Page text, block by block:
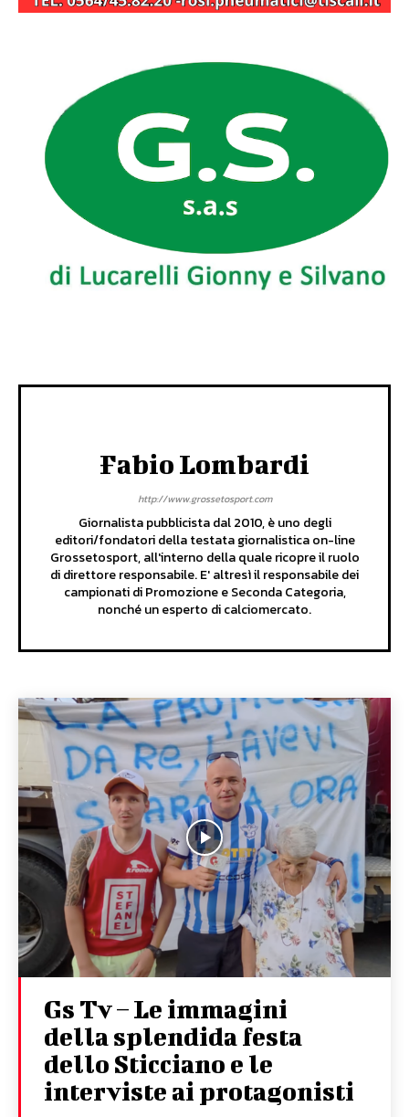
Fabio Lombardi
http://www.grossetosport.com
Giornalista pubblicista dal 2010, è uno degli
editori/fondatori della testata giornalistica on-line
Grossetosport, all'interno della quale ricopre il ruolo
di direttore responsabile. E' altresì il responsabile dei
campionati di Promozione e Seconda Categoria,
nonché un esperto di calciomercato.
Gs Tv – Le immagini
della splendida festa
dello Sticciano e le
interviste ai protagonisti